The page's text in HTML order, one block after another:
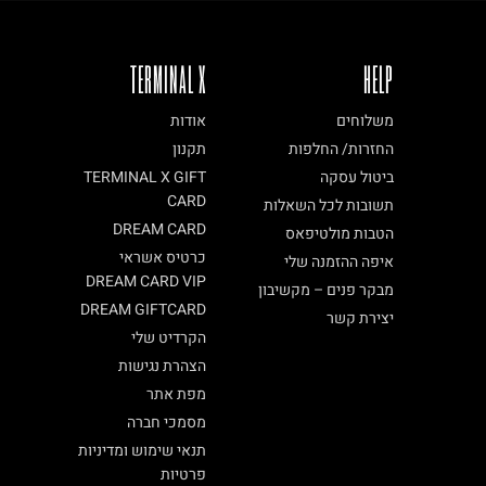
TERMINAL X
אודות
תקנון
TERMINAL X GIFT
CARD
DREAM CARD
כרטיס אשראי
DREAM CARD VIP
DREAM GIFTCARD
הקרדיט שלי
הצהרת נגישות
מפת אתר
מסמכי חברה
תנאי שימוש ומדיניות
פרטיות
HELP
משלוחים
החזרות/ החלפות
ביטול עסקה
תשובות לכל השאלות
הטבות מולטיפאס
איפה ההזמנה שלי
מבקר פנים – מקשיבון
יצירת קשר